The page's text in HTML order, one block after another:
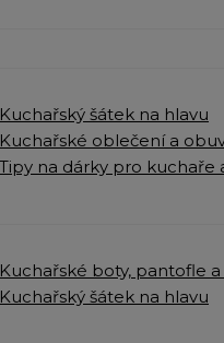
Kuchařský šátek na hlavu
Kuchařské oblečení a
Tipy na dárky pro kuchaře
Kuchařské boty, pantofle
Kuchařský šátek na hlavu